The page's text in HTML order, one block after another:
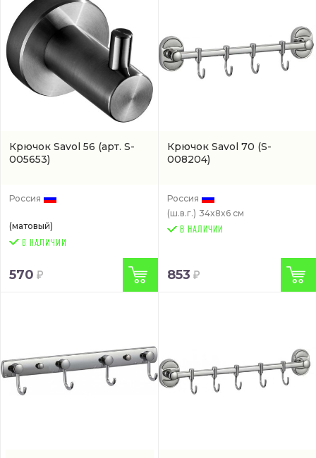
Крючок Savol 56 (арт. S-
005653)
Россия
(матовый)
570
Крючок Savol 70 (S-
008204)
Россия
(ш.в.г.) 34x8x6 см
В НАЛИЧИИ
853